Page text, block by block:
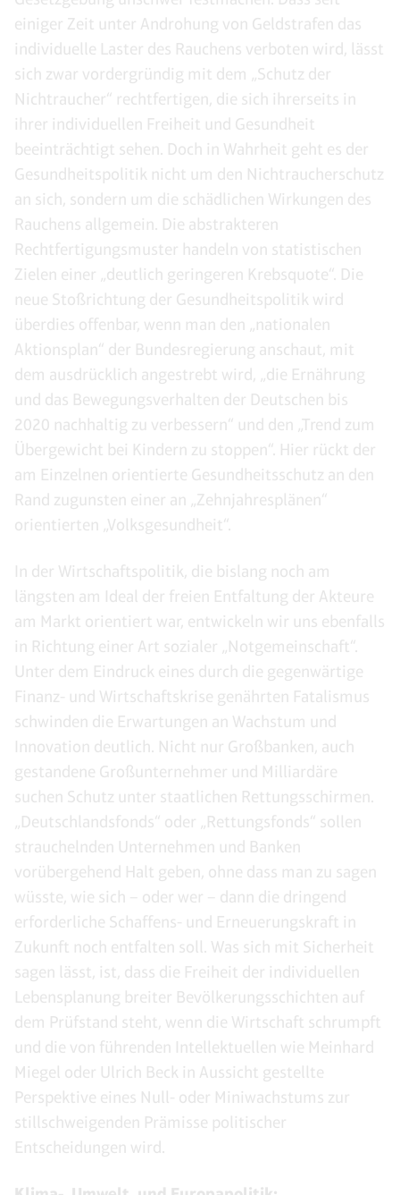
einiger Zeit unter Androhung von Geldstrafen das
individuelle Laster des Rauchens verboten wird, lässt
sich zwar vordergründig mit dem „Schutz der
Nichtraucher“ rechtfertigen, die sich ihrerseits in
ihrer individuellen Freiheit und Gesundheit
beeinträchtigt sehen. Doch in Wahrheit geht es der
Gesundheitspolitik nicht um den Nichtraucherschutz
an sich, sondern um die schädlichen Wirkungen des
Rauchens allgemein. Die abstrakteren
Rechtfertigungsmuster handeln von statistischen
Zielen einer „deutlich geringeren Krebsquote“. Die
neue Stoßrichtung der Gesundheitspolitik wird
überdies offenbar, wenn man den „nationalen
Aktionsplan“ der Bundesregierung anschaut, mit
dem ausdrücklich angestrebt wird, „die Ernährung
und das Bewegungsverhalten der Deutschen bis
2020 nachhaltig zu verbessern“ und den „Trend zum
Übergewicht bei Kindern zu stoppen“. Hier rückt der
am Einzelnen orientierte Gesundheitsschutz an den
Rand zugunsten einer an „Zehnjahresplänen“
orientierten „Volksgesundheit“.
In der Wirtschaftspolitik, die bislang noch am
längsten am Ideal der freien Entfaltung der Akteure
am Markt orientiert war, entwickeln wir uns ebenfalls
in Richtung einer Art sozialer „Notgemeinschaft“.
Unter dem Eindruck eines durch die gegenwärtige
Finanz- und Wirtschaftskrise genährten Fatalismus
schwinden die Erwartungen an Wachstum und
Innovation deutlich. Nicht nur Großbanken, auch
gestandene Großunternehmer und Milliardäre
suchen Schutz unter staatlichen Rettungsschirmen.
„Deutschlandsfonds“ oder „Rettungsfonds“ sollen
strauchelnden Unternehmen und Banken
vorübergehend Halt geben, ohne dass man zu sagen
wüsste, wie sich – oder wer – dann die dringend
erforderliche Schaffens- und Erneuerungskraft in
Zukunft noch entfalten soll. Was sich mit Sicherheit
sagen lässt, ist, dass die Freiheit der individuellen
Lebensplanung breiter Bevölkerungsschichten auf
dem Prüfstand steht, wenn die Wirtschaft schrumpft
und die von führenden Intellektuellen wie Meinhard
Miegel oder Ulrich Beck in Aussicht gestellte
Perspektive eines Null- oder Miniwachstums zur
stillschweigenden Prämisse politischer
Entscheidungen wird.